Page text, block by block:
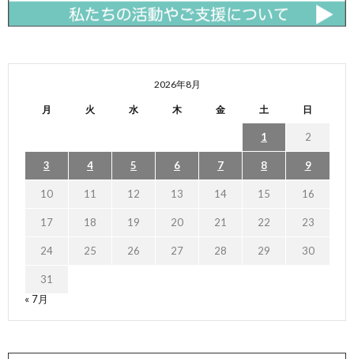
2026年8月
月 火 水 木 金 土 日
1 2
3 4 5 6 7 8 9
10 11 12 13 14 15 16
17 18 19 20 21 22 23
24 25 26 27 28 29 30
31
« 7月